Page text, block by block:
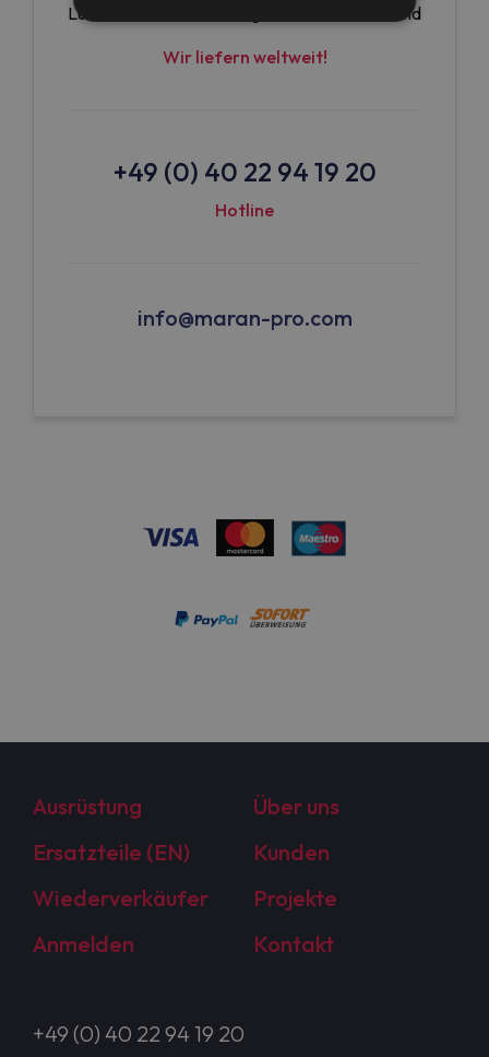
Luebecker Str.1, Hamburg, 22087, Deutschland
Wir liefern weltweit!
+49 (0) 40 22 94 19 20
Hotline
info@maran-pro.com
Ausrüstung
Über uns
Ersatzteile (EN)
Kunden
Wiederverkäufer
Projekte
Anmelden
Kontakt
+49 (0) 40 22 94 19 20